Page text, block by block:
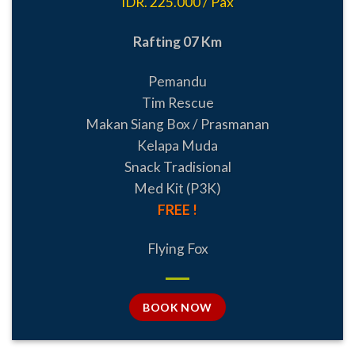
Rafting 07 Km
Pemandu
Tim Rescue
Makan Siang Box / Prasmanan
Kelapa Muda
Snack Tradisional
Med Kit (P3K)
FREE !
Flying Fox
BOOK NOW